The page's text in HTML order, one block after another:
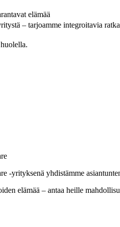
elämää
– tarjoamme integroitavia
-yrityksenä yhdistämme
elämää – antaa heille